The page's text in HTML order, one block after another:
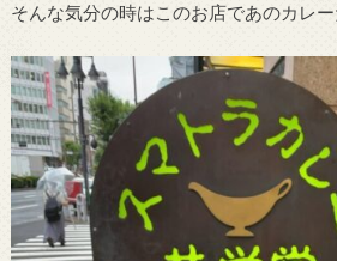
そんな気分の時はこのお店であのカレー